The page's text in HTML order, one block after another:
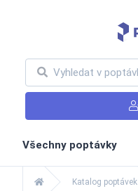
Všechny poptávky
Katalog poptávek